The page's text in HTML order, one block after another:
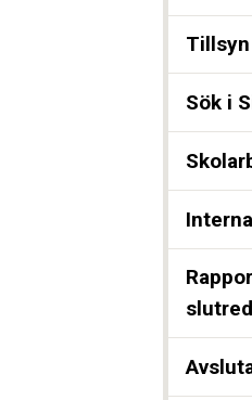
Tillsyn
Sök i